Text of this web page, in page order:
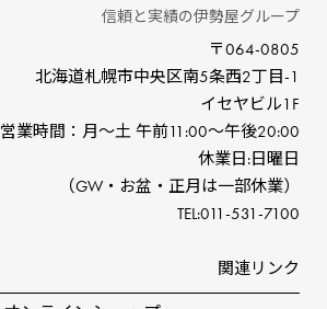
信頼と実績の伊勢屋グループ
〒064-0805
北海道札幌市中央区南5条⻄2丁⽬-1
イセヤビル1F
営業時間：⽉〜⼟ 午前11:00〜午後20:00
休業⽇:⽇曜⽇
（GW‧お盆‧正⽉は⼀部休業）
TEL:011-531-7100
関連リンク